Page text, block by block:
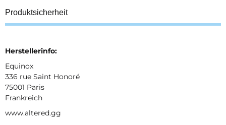
Produktsicherheit
Herstellerinfo:
Equinox
336 rue Saint Honoré
75001 Paris
Frankreich
www.altered.gg